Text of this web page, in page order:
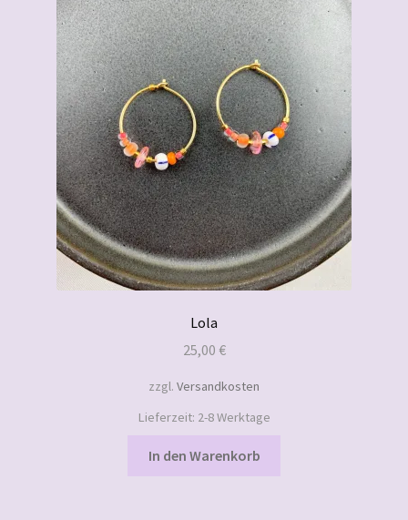
Lola
25,00 €
zzgl. Versandkosten
Lieferzeit: 2-8 Werktage
In den Warenkorb